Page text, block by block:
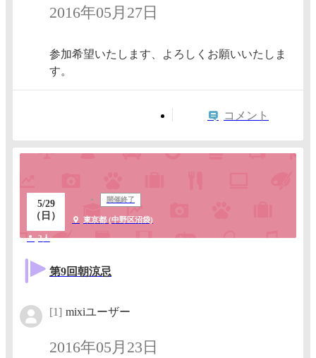
2016年05月27日
参加希望いたします、よろしくお願いいたしま
す。
コメント
5/29
（日）
開催終了
東京都 (中野区沼袋)
2人
第9回朝涼忌
[1] mixiユーザー
2016年05月23日